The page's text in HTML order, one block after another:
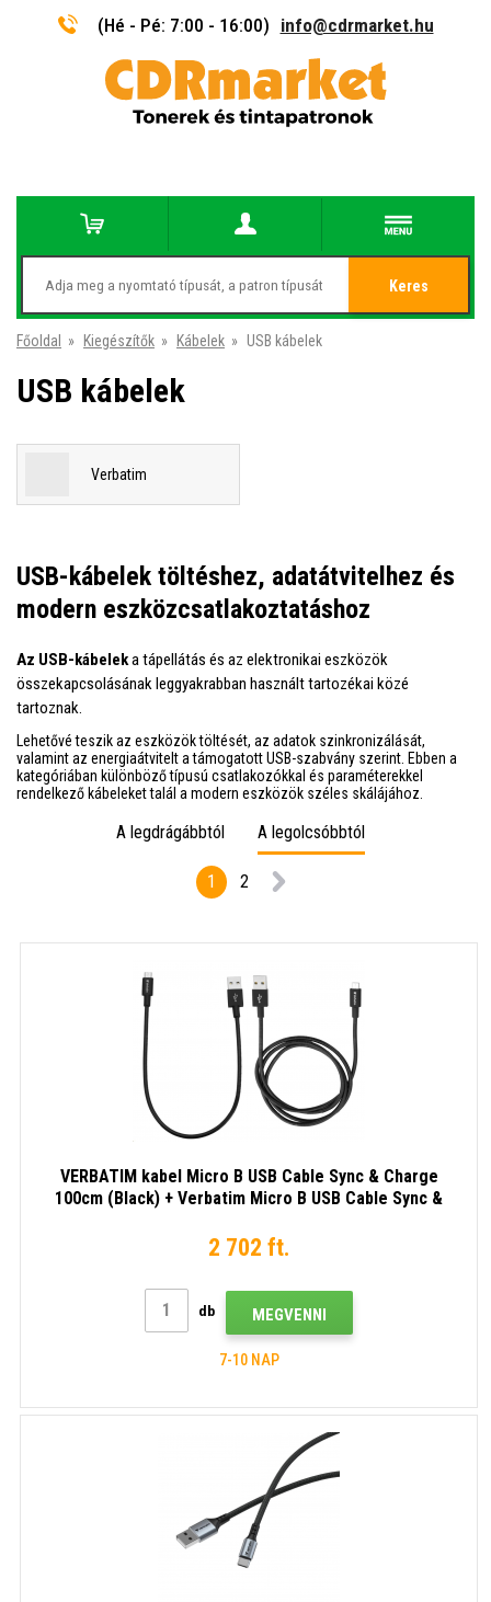
(Hé - Pé: 7:00 - 16:00) info@cdrmarket.hu
Keres
Főoldal » Kiegészítők » Kábelek » USB kábelek
USB kábelek
Verbatim
USB-kábelek töltéshez, adatátvitelhez és
modern eszközcsatlakoztatáshoz
Az USB-kábeleka tápellátás és az elektronikai eszközök
összekapcsolásának leggyakrabban használt tartozékai közé
tartoznak.
Lehetővé teszik az eszközök töltését, az adatok szinkronizálását,
valamint az energiaátvitelt a támogatott USB-szabvány szerint. Ebben a
kategóriában különböző típusú csatlakozókkal és paraméterekkel
rendelkező kábeleket talál a modern eszközök széles skálájához.
A legdrágábbtól A legolcsóbbtól
1 2
VERBATIM kabel Micro B USB Cable Sync & Charge
100cm (Black) + Verbatim Micro B USB Cable Sync &
2 702 ft.
db MEGVENNI
7-10 NAP